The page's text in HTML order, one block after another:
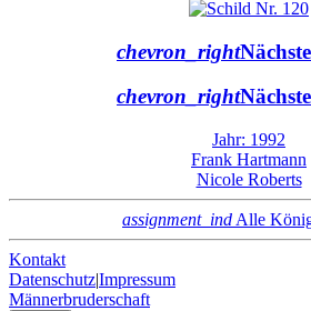
chevron_right
chevron_right
Jahr: 1992
Frank Hartmann
Nicole Roberts
assignment_ind Alle
Kontakt
Datenschutz|Impressum
Männerbruderschaft